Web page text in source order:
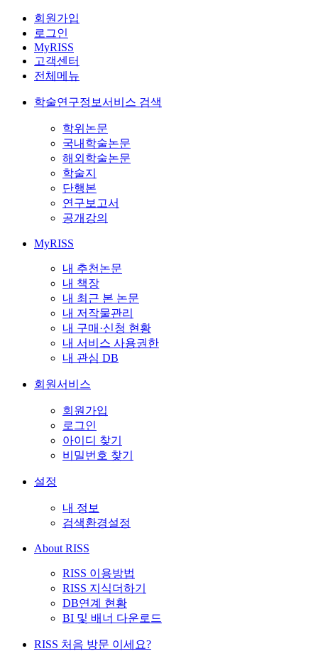
회원가입
로그인
MyRISS
고객센터
전체메뉴
학술연구정보서비스 검색
학위논문
국내학술논문
해외학술논문
학술지
단행본
연구보고서
공개강의
MyRISS
내 추천논문
내 책장
내 최근 본 논문
내 저작물관리
내 구매·신청 현황
내 서비스 사용권한
내 관심 DB
회원서비스
회원가입
로그인
아이디 찾기
비밀번호 찾기
설정
내 정보
검색환경설정
About RISS
RISS 이용방법
RISS 지식더하기
DB연계 현황
BI 및 배너 다운로드
RISS 처음 방문 이세요?